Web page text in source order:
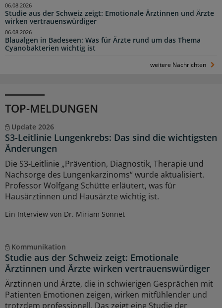
Studie aus der Schweiz zeigt: Emotionale Ärztinnen und Ärzte
wirken vertrauenswürdiger
06.08.2026
Blaualgen in Badeseen: Was für Ärzte rund um das Thema
Cyanobakterien wichtig ist
06.08.2026
weitere Nachrichten
TOP-MELDUNGEN
Update 2026
S3-Leitlinie Lungenkrebs: Das sind die wichtigsten
Änderungen
Die S3-Leitlinie „Prävention, Diagnostik, Therapie und
Nachsorge des Lungenkarzinoms“ wurde aktualisiert.
Professor Wolfgang Schütte erläutert, was für
Hausärztinnen und Hausärzte wichtig ist.
Ein Interview von Dr. Miriam Sonnet
Kommunikation
Studie aus der Schweiz zeigt: Emotionale
Ärztinnen und Ärzte wirken vertrauenswürdiger
Ärztinnen und Ärzte, die in schwierigen Gesprächen mit
Patienten Emotionen zeigen, wirken mitfühlender und
trotzdem professionell. Das zeigt eine Studie der